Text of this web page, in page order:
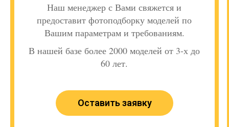
Наш менеджер с Вами свяжется и
предоставит фотоподборку моделей по
Вашим параметрам и требованиям.
В нашей базе более 2000 моделей от 3-х до
60 лет.
Оставить заявку